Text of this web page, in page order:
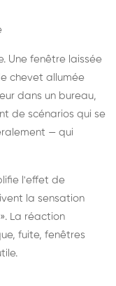
Une fenêtre laissée
chevet allumée
dans un bureau,
de scénarios qui se
— qui
l'effet de
la sensation
La réaction
fuite, fenêtres